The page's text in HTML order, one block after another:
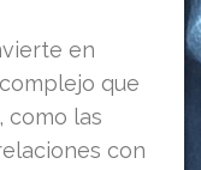
en
que
como las
con